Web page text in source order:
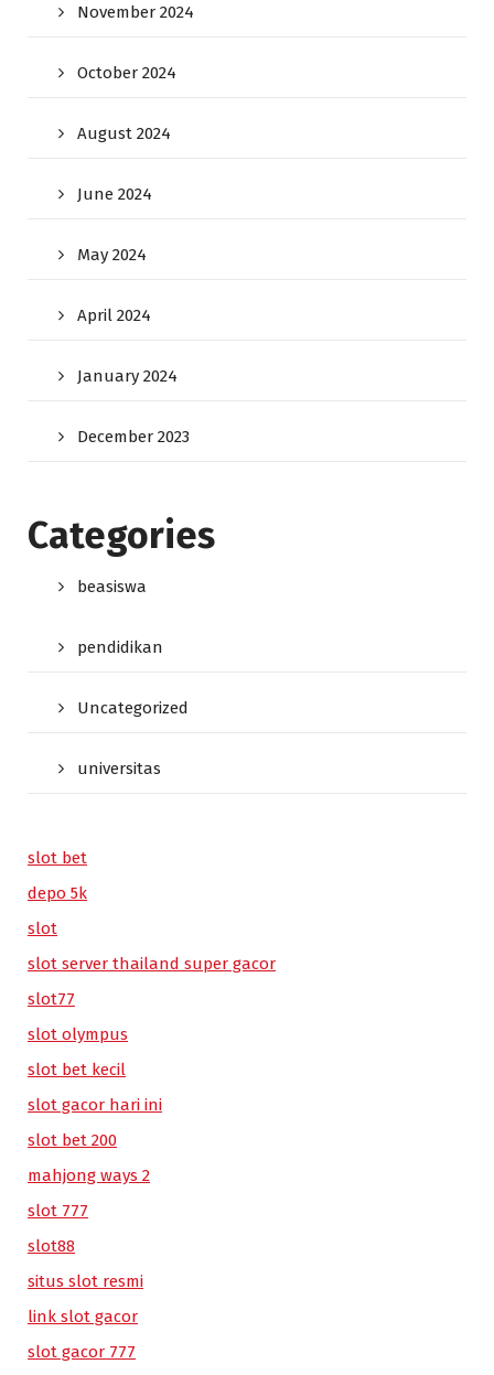
November 2024
October 2024
August 2024
June 2024
May 2024
April 2024
January 2024
December 2023
Categories
beasiswa
pendidikan
Uncategorized
universitas
slot bet
depo 5k
slot
slot server thailand super gacor
slot77
slot olympus
slot bet kecil
slot gacor hari ini
slot bet 200
mahjong ways 2
slot 777
slot88
situs slot resmi
link slot gacor
slot gacor 777